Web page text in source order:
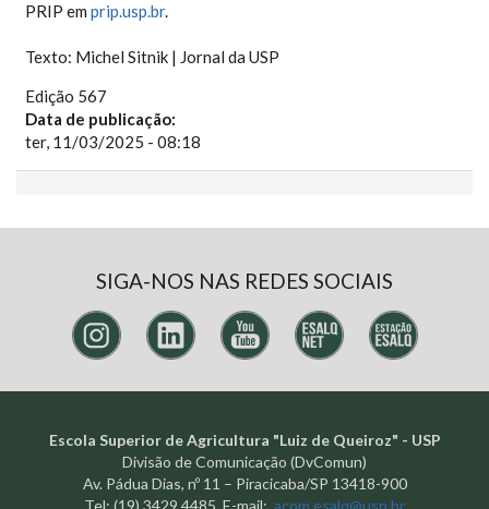
PRIP em prip.usp.br.
Texto: Michel Sitnik | Jornal da USP
Edição 567
Data de publicação:
ter, 11/03/2025 - 08:18
SIGA-NOS NAS REDES SOCIAIS
Escola Superior de Agricultura "Luiz de Queiroz" - USP
Divisão de Comunicação (DvComun)
Av. Pádua Dias, nº 11 – Piracicaba/SP 13418-900